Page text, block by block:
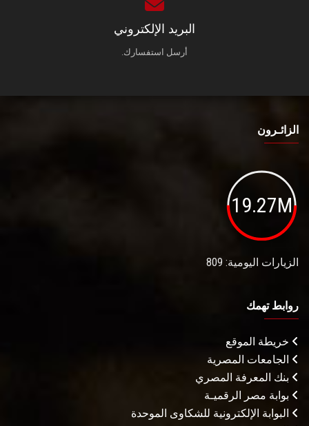
البريد الإلكتروني
أرسل استفسارك.
الزائـرون
19.27M
الزيارات اليومية: 809
روابط تهمك
خريطة الموقع
الجامعات المصرية
بنك المعرفة المصري
بوابة مصر الرقميـة
البوابة الإلكترونية للشكاوى الموحدة